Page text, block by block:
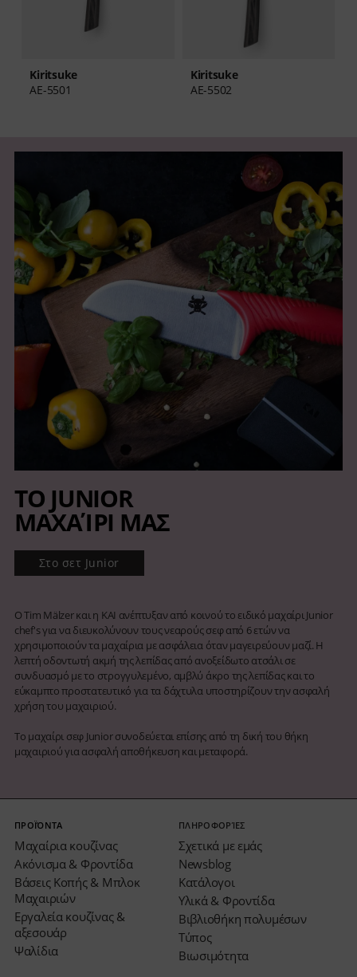
Kiritsuke
AE-5501
Kiritsuke
AE-5502
ΤΟ JUNIOR
ΜΑΧΑΊΡΙ ΜΑΣ
Στο σετ Junior
Ο Tim Mälzer και η KAI ανέπτυξαν από κοινού το ειδικό μαχαίρι Junior
chef's για να διευκολύνουν τους νεαρούς σεφ από 6 ετών να
χρησιμοποιούν τα μαχαίρια με ασφάλεια όταν μαγειρεύουν μαζί. Η
λεπτή οδοντωτή ακμή της λεπίδας από ανοξείδωτο ατσάλι σε
συνδυασμό με το στρογγυλεμένο, αμβλύ άκρο της λεπίδας και το
εύκαμπτο προστατευτικό για τα δάχτυλα υποστηρίζουν την ασφαλή
χρήση του μαχαιριού.
Το μαχαίρι σεφ Junior συνοδεύεται επίσης από τη δική του θήκη
μαχαιριού για ασφαλή αποθήκευση και μεταφορά.
ΠΡΟΪΌΝΤΑ
Μαχαίρια κουζίνας
Ακόνισμα & Φροντίδα
Βάσεις Κοπής & Μπλοκ
Μαχαιριών
Εργαλεία κουζίνας &
αξεσουάρ
Ψαλίδια
ΠΛΗΡΟΦΟΡΊΕΣ
Σχετικά με εμάς
Newsblog
Κατάλογοι
Υλικά & Φροντίδα
Βιβλιοθήκη πολυμέσων
Τύπος
Βιωσιμότητα